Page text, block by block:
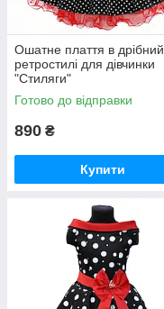
Ошатне плаття в дрібний
ретростилі для дівчинки
"Стиляги"
Готово до відправки
890 ₴
Купити